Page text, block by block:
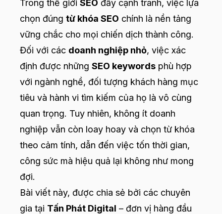
Trong thế giới SEO đầy cạnh tranh, việc lựa
chọn đúng từ khóa SEO chính là nền tảng
vững chắc cho mọi chiến dịch thành công.
Đối với các doanh nghiệp nhỏ, việc xác
định được những SEO keywords phù hợp
với ngành nghề, đối tượng khách hàng mục
tiêu và hành vi tìm kiếm của họ là vô cùng
quan trọng. Tuy nhiên, không ít doanh
nghiệp vẫn còn loay hoay và chọn từ khóa
theo cảm tính, dẫn đến việc tốn thời gian,
công sức mà hiệu quả lại không như mong
đợi.
Bài viết này, được chia sẻ bởi các chuyên
gia tại Tấn Phát Digital – đơn vị hàng đầu